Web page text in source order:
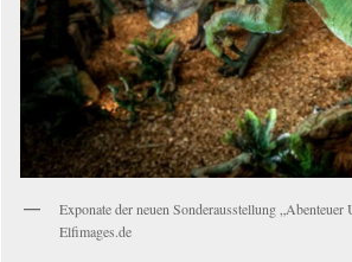
Exponate der neuen Sonderausstellung
Elfimages.de